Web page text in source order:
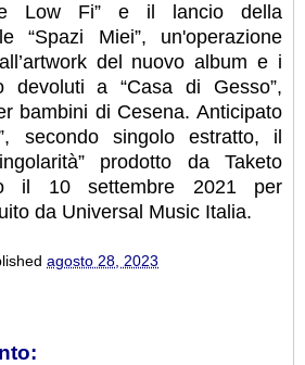
Low Fi” e il lancio della
“Spazi Miei”, un'operazione
del nuovo album e i
devoluti a “Casa di Gesso”,
bambini di Cesena. Anticipato
secondo singolo estratto, il
prodotto da Taketo
il 10 settembre 2021 per
da Universal Music Italia.
agosto 28, 2023